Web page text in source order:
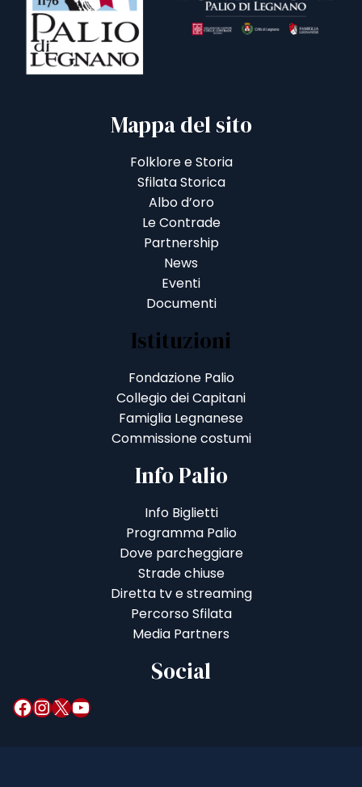
Mappa del sito
Folklore e Storia
Sfilata Storica
Albo d’oro
Le Contrade
Partnership
News
Eventi
Documenti
Istituzioni
Fondazione Palio
Collegio dei Capitani
Famiglia Legnanese
Commissione costumi
Info Palio
Info Biglietti
Programma Palio
Dove parcheggiare
Strade chiuse
Diretta tv e streaming
Percorso Sfilata
Media Partners
Social
Facebook InstagramX YouTube